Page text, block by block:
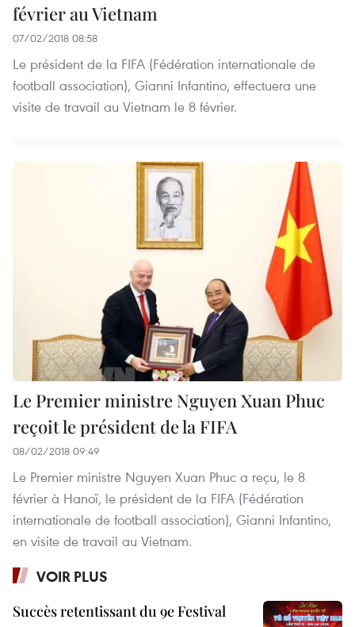
février au Vietnam
07/02/2018 08:58
Le président de la FIFA (Fédération internationale de
football association), Gianni Infantino, effectuera une
visite de travail au Vietnam le 8 février.
Le Premier ministre Nguyen Xuan Phuc
reçoit le président de la FIFA
08/02/2018 09:49
Le Premier ministre Nguyen Xuan Phuc a reçu, le 8
février à Hanoï, le président de la FIFA (Fédération
internationale de football association), Gianni Infantino,
en visite de travail au Vietnam.
VOIR PLUS
Succès retentissant du 9e Festival